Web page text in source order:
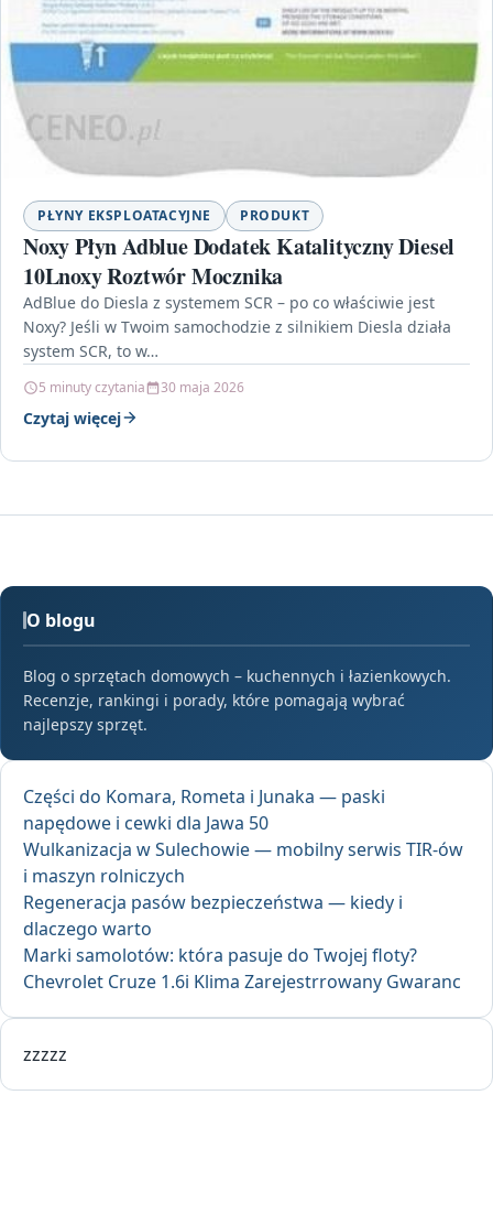
PŁYNY EKSPLOATACYJNE PRODUKT
Noxy Płyn Adblue Dodatek Katalityczny Diesel
10Lnoxy Roztwór Mocznika
AdBlue do Diesla z systemem SCR – po co właściwie jest
Noxy? Jeśli w Twoim samochodzie z silnikiem Diesla działa
system SCR, to w…
5 minuty czytania 30 maja 2026
Czytaj więcej
O blogu
Blog o sprzętach domowych – kuchennych i łazienkowych.
Recenzje, rankingi i porady, które pomagają wybrać
najlepszy sprzęt.
Części do Komara, Rometa i Junaka — paski
napędowe i cewki dla Jawa 50
Wulkanizacja w Sulechowie — mobilny serwis TIR-ów
i maszyn rolniczych
Regeneracja pasów bezpieczeństwa — kiedy i
dlaczego warto
Marki samolotów: która pasuje do Twojej floty?
Chevrolet Cruze 1.6i Klima Zarejestrrowany Gwaranc
zzzzz